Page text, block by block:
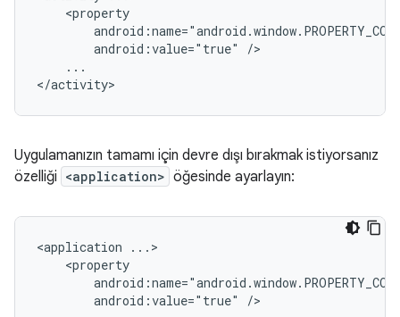
android:value="true"
...
Uygulamanızın tamamı için devre dışı bırakmak istiyorsanız
özelliği <application> öğesinde ayarlayın:
<application
android:value="true"